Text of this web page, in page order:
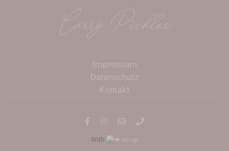
Carry Pichler
Impressum
Datenschutz
Kontakt
With be-up